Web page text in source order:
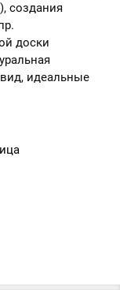
создания
доски
идеальные